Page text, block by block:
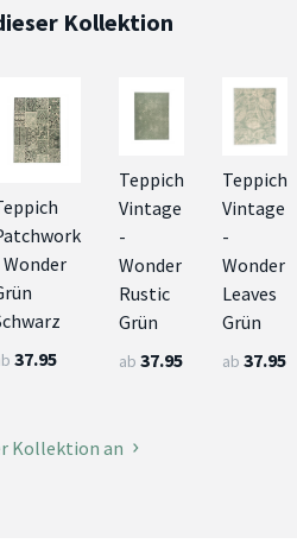
Kollektion
Wonder
37.95
Teppich
Vintage
-
Wonder
Rustic
Grün
ab 37.95
Teppich
Vintage
-
Wonder
Leaves
Grün
ab 37.95
Kollektion an